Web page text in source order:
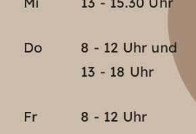
Do
8 - 12 Uhr und
13 - 18 Uhr
Fr 8 - 12 Uhr